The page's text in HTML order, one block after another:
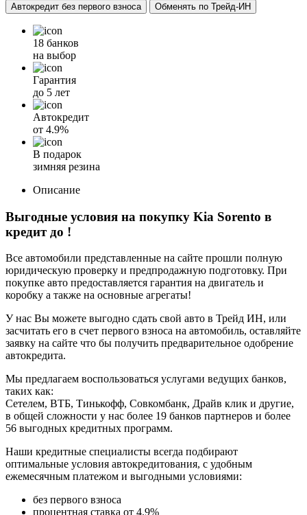
Автокредит без первого взноса Обменять по Трейд-ИН
18 банков
на выбор
Гарантия
до 5 лет
Автокредит
от 4.9%
В подарок
зимняя резина
Описание
Выгодные условия на покупку Kia Sorento в
кредит до !
Все автомобили представленные на сайте прошли полную
юридическую проверку и предпродажную подготовку. При
покупке авто предоставляется гарантия на двигатель и
коробку а также на основные агрегаты!
У нас Вы можете выгодно сдать свой авто в Трейд ИН, или
засчитать его в счет первого взноса на автомобиль, оставляйте
заявку на сайте что бы получить предварительное одобрение
автокредита.
Мы предлагаем воспользоваться услугами ведущих банков,
таких как:
Сетелем, ВТБ, Тинькофф, Совкомбанк, Драйв клик и другие,
в общей сложности у нас более 19 банков партнеров и более
56 выгодных кредитных программ.
Наши кредитные специалисты всегда подбирают
оптимальные условия автокредитования, с удобным
ежемесячным платежом и выгодными условиями:
без первого взноса
процентная ставка от 4.9%